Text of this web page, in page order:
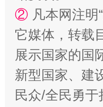
扯下公款旅游的“
② 凡本网注
它媒体，转载
展示国家的国
新型国家、建
民众/全民勇